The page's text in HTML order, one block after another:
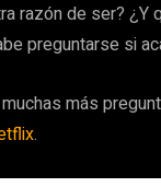
razón de ser? ¿Y
preguntarse si
más
.